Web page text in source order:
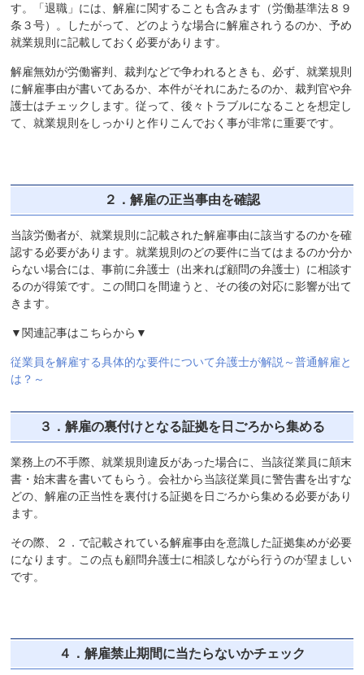
す。「退職」には、解雇に関することも含みます（労働基準法８９
条３号）。したがって、どのような場合に解雇されうるのか、予め
就業規則に記載しておく必要があります。
解雇無効が労働審判、裁判などで争われるときも、必ず、就業規則
に解雇事由が書いてあるか、本件がそれにあたるのか、裁判官や弁
護士はチェックします。従って、後々トラブルになることを想定し
て、就業規則をしっかりと作りこんでおく事が非常に重要です。
２．解雇の正当事由を確認
当該労働者が、就業規則に記載された解雇事由に該当するのかを確
認する必要があります。就業規則のどの要件に当てはまるのか分か
らない場合には、事前に弁護士（出来れば顧問の弁護士）に相談す
るのが得策です。この間口を間違うと、その後の対応に影響が出て
きます。
▼関連記事はこちらから▼
従業員を解雇する具体的な要件について弁護士が解説～普通解雇と
は？～
３．解雇の裏付けとなる証拠を日ごろから集める
業務上の不手際、就業規則違反があった場合に、当該従業員に顛末
書・始末書を書いてもらう。会社から当該従業員に警告書を出すな
どの、解雇の正当性を裏付ける証拠を日ごろから集める必要があり
ます。
その際、２．で記載されている解雇事由を意識した証拠集めが必要
になります。この点も顧問弁護士に相談しながら行うのが望ましい
です。
４．解雇禁止期間に当たらないかチェック